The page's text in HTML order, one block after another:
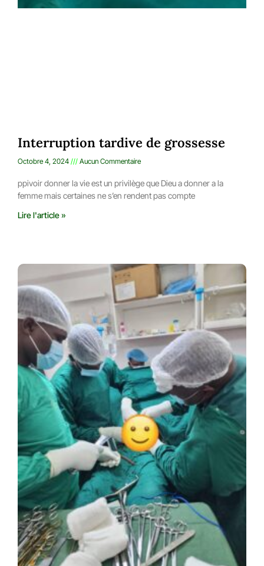
Interruption tardive de grossesse
Octobre 4, 2024 Aucun Commentaire
ppivoir donner la vie est un privilège que Dieu a donner a la
femme mais certaines ne s’en rendent pas compte
Lire l'article »